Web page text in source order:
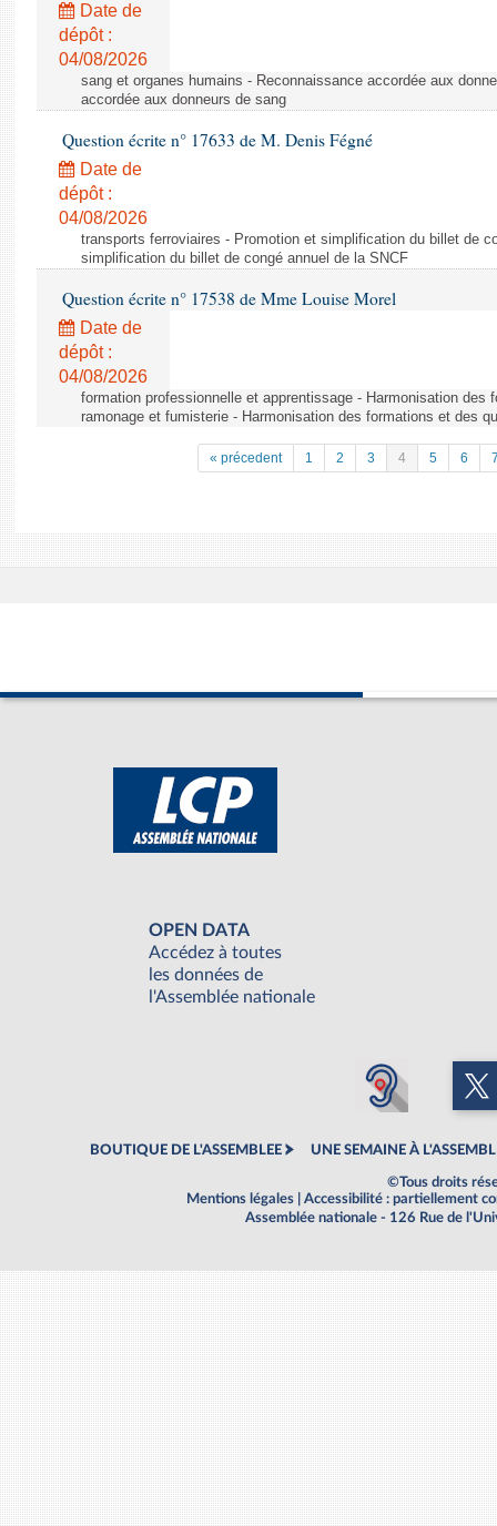
Date de
dépôt :
04/08/2026
sang et organes humains - Reconnaissance accordée aux
accordée aux donneurs de sang
Question écrite n° 17633 de M. Denis Fégné
Date de
dépôt :
04/08/2026
transports ferroviaires - Promotion et simplification du billet de
simplification du billet de congé annuel de la SNCF
Question écrite n° 17538 de Mme Louise Morel
Date de
dépôt :
04/08/2026
formation professionnelle et apprentissage - Harmonisation des
ramonage et fumisterie - Harmonisation des formations et des
« précedent 1 2 3 4 5 6
OPEN DATA
Accédez à toutes
les données de
l'Assemblée nationale
BOUTIQUE DE L'ASSEMBLEE UNE SEMAINE À
©Tous droits
Mentions légales
Accessibilité : partiellement
Assemblée nationale - 126 Rue de